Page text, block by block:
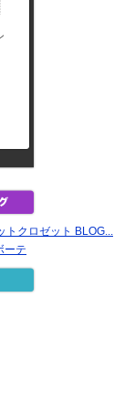
トクロゼット BLOG...
ーテ